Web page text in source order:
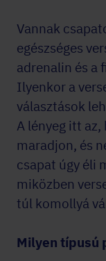
Vannak
egészséges
adrenalin és a
Ilyenkor a
választások
A lényeg itt az,
maradjon, és
csapat úgy éli
miközben
túl komollyá
Milyen típusú